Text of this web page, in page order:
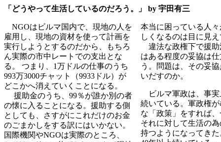
「どうやって生活しているのだろう。」 by 宇田有三
NGOはビルマ国内で、現地の人を
雇用し、現地の資材を使って計画を
実行しようとするのだから、もちろ
ん実際の市中レートでの支出とな
る。
つまり、1万ドルの仕事のうち
993万3000チャット（9933ドル）が
どこかへ消えていくことになる。
援助金のうち、99％が誰か別の者
の懐に入ることになる。援助する側
としても、さすがにこれだけのお金
のごまかしをする訳にはいかない。
国際機関やNGOは実際のところ、
本当に困っている人
しくなるのは目に見
違法な政権下で援助
はある程度の妥協は
う。問題は、その妥
いだすのか。
ビルマ軍政は、事実
続いている。軍政権
な「政策」をすれば
それに対して生活の
持つようになってき